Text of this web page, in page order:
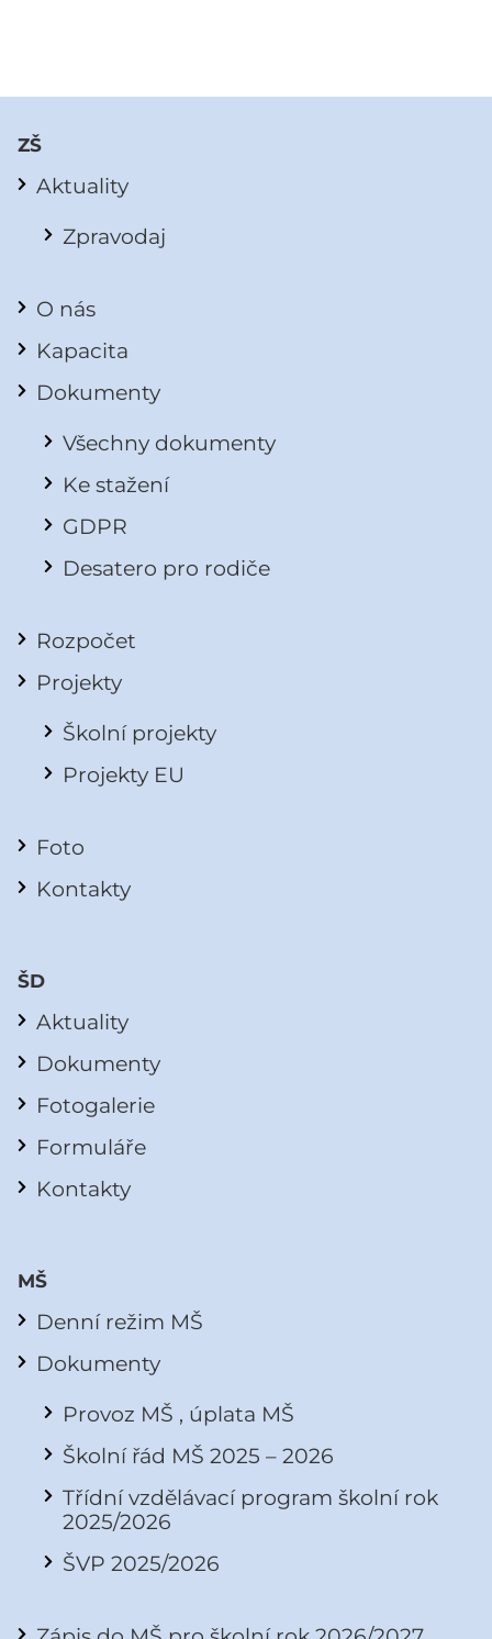
ZŠ
Aktuality
Zpravodaj
O nás
Kapacita
Dokumenty
Všechny dokumenty
Ke stažení
GDPR
Desatero pro rodiče
Rozpočet
Projekty
Školní projekty
Projekty EU
Foto
Kontakty
ŠD
Aktuality
Dokumenty
Fotogalerie
Formuláře
Kontakty
MŠ
Denní režim MŠ
Dokumenty
Provoz MŠ , úplata MŠ
Školní řád MŠ 2025 – 2026
Třídní vzdělávací program školní rok
2025/2026
ŠVP 2025/2026